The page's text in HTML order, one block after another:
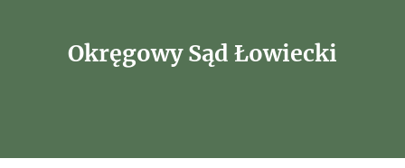
Okręgowy Sąd Łowiecki